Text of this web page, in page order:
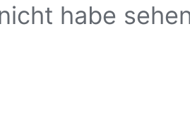
habe